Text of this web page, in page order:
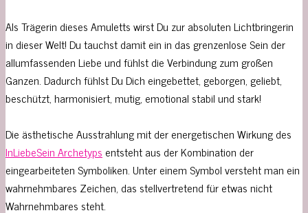
Als Trägerin dieses Amuletts wirst Du zur absoluten Lichtbringerin
in dieser Welt! Du tauchst damit ein in das grenzenlose Sein der
allumfassenden Liebe und fühlst die Verbindung zum großen
Ganzen. Dadurch fühlst Du Dich eingebettet, geborgen, geliebt,
beschützt, harmonisiert, mutig, emotional stabil und stark!
Die ästhetische Ausstrahlung mit der energetischen Wirkung des
InLiebeSein Archetyps entsteht aus der Kombination der
eingearbeiteten Symboliken. Unter einem Symbol versteht man ein
wahrnehmbares Zeichen, das stellvertretend für etwas nicht
Wahrnehmbares steht.